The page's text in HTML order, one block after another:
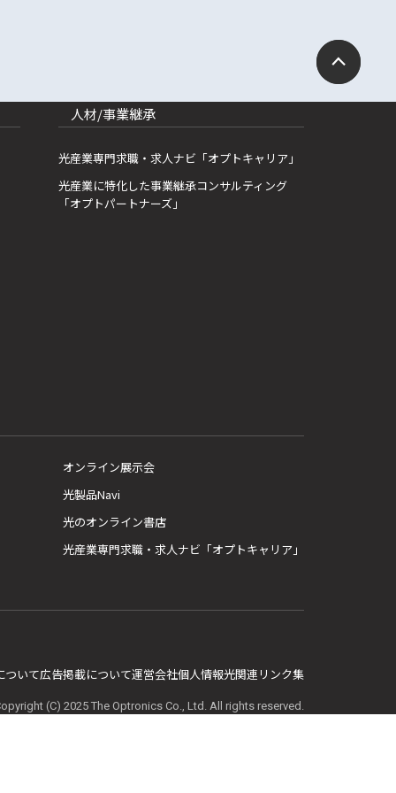
人材/事業継承
光産業専門求職・求人ナビ「オプトキャリア」
光産業に特化した事業継承コンサルティング
「オプトパートナーズ」
オンライン展示会
光製品Navi
光のオンライン書店
光産業専門求職・求人ナビ「オプトキャリア」
ついて広告掲載について運営会社個人情報光関連リンク集
(C) 2025 The Optronics Co., Ltd. All rights reserved.